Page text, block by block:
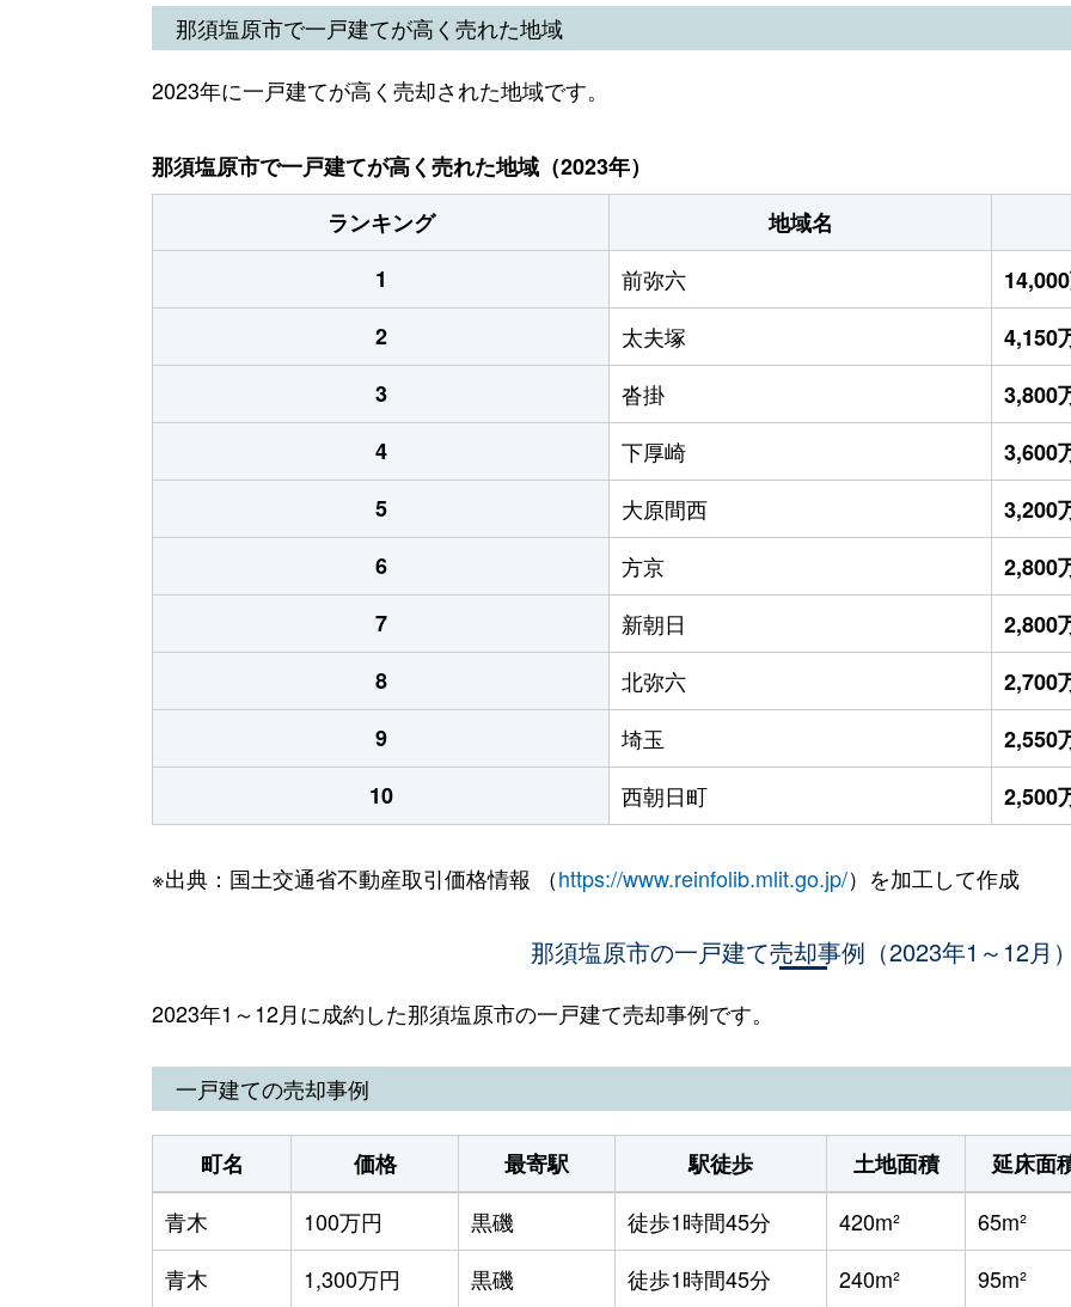
那須塩原市で一戸建てが高く売れた地域
2023年に一戸建てが高く売却された地域です。
那須塩原市で一戸建てが高く売れた地域（2023年）
ランキング
地域名
1
前弥六
2
太夫塚
4,150
3
沓掛
3,800
4
下厚崎
3,600
5
大原間西
3,200
6
方京
2,800
7
新朝日
2,800
8
北弥六
2,700
9
埼玉
2,550
10
西朝日町 2,500
※出典：国土交通省不動産取引価格情報 （https://www.reinfolib.mlit.go.jp/）を加工して作成
那須塩原市の一戸建て売却事例（2023年1～12月）
2023年1～12月に成約した那須塩原市の一戸建て売却事例です。
一戸建ての売却事例
町名 価格 最寄駅 駅徒歩 土地面積 延床面
青木
100万円 黒磯 徒歩1時間45分 420m² 65m²
青木
1,300万円 黒磯 徒歩1時間45分 240m² 95m²